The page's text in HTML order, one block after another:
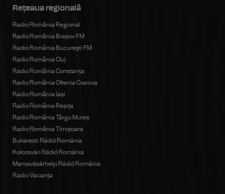
Rețeaua regională
Radio România Regional
Radio România Brașov FM
Radio România Bucureşti FM
Radio România Cluj
Radio România Constanța
Radio România Oltenia Craiova
Radio România Iași
Radio România Reșița
Radio România Târgu Mureș
Radio România Timișoara
Bukaresti Rádió Románia
Kolozsvári Rádió Románia
Marosvásárhelyi Rádió Románia
Radio Vacanța